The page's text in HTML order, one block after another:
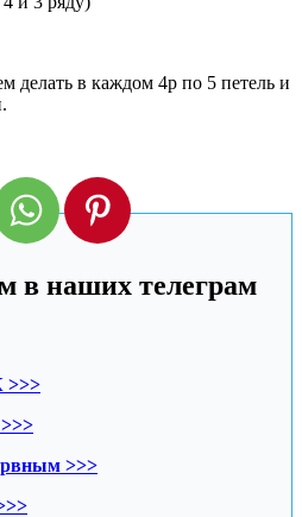
делать в каждом 4р по 5 петель и
в наших телеграм
>>>
>>>